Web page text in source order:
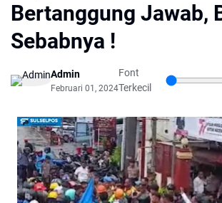
Bertanggung Jawab,
Sebabnya !
Admin
Februari 01, 2024
Font
Terkecil